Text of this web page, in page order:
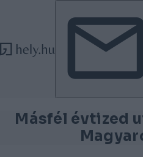
Tovább a tartalomhoz
Tovább a lábléchez
Másfél évtized